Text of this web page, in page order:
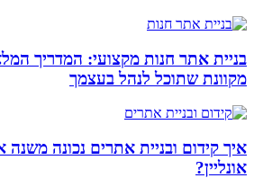
בניית אתר חנות מקצועי: המדריך
מקוונת שתוכל לנהל בעצמך
איך קידום ובניית אתרים נכונה
אונליין?